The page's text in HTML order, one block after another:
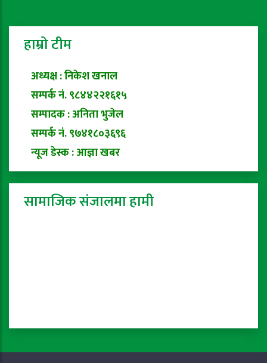
हाम्रो टीम
अध्यक्ष : निकेश खनाल
सम्पर्क नं. ९८४४२२१६१५
सम्पादक : अनिता भुजेल
सम्पर्क नं. ९७४१८०३६९६
न्यूज डेस्क : आज्ञा खबर
सामाजिक संजालमा हामी